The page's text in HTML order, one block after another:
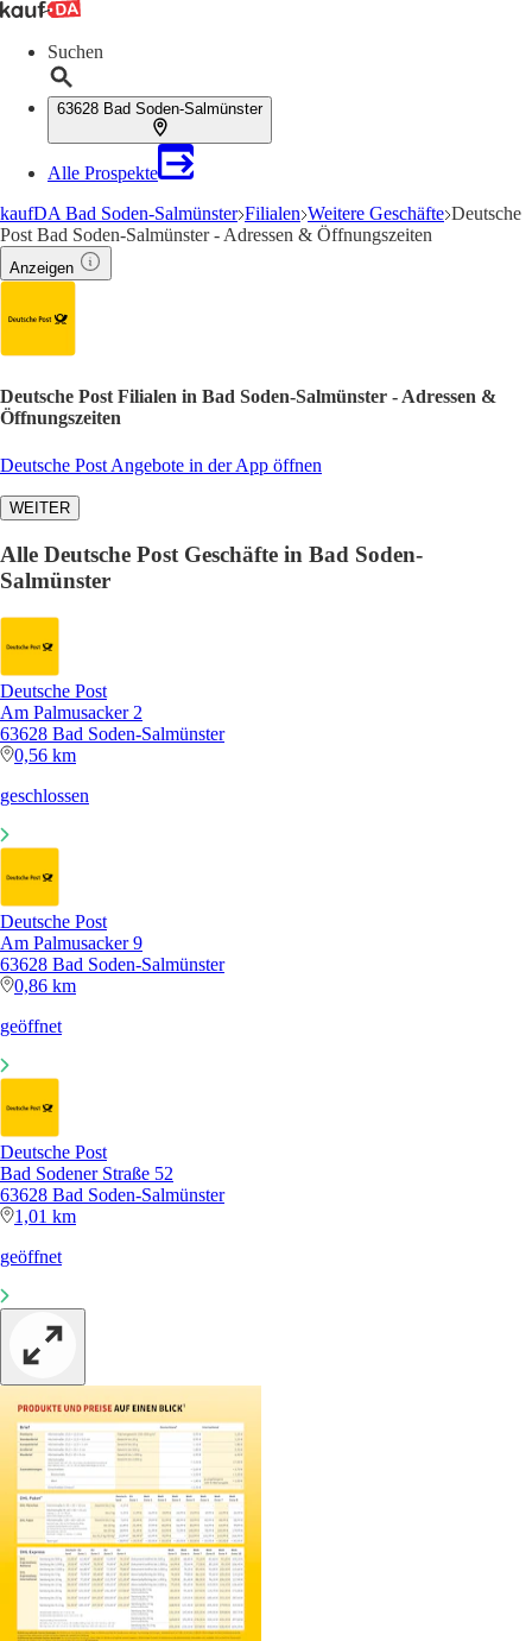
Suchen
63628 Bad Soden-Salmünster
Alle Prospekte
kaufDA Bad Soden-Salmünster Filialen Weitere Geschäfte Deutsche
Post Bad Soden-Salmünster - Adressen & Öffnungszeiten
Anzeigen
Deutsche Post Filialen in Bad Soden-Salmünster - Adressen &
Öffnungszeiten
Deutsche Post Angebote in der App öffnen
WEITER
Alle Deutsche Post Geschäfte in Bad Soden-
Salmünster
Deutsche Post
Am Palmusacker 2
63628 Bad Soden-Salmünster
0,56 km
geschlossen
Deutsche Post
Am Palmusacker 9
63628 Bad Soden-Salmünster
0,86 km
geöffnet
Deutsche Post
Bad Sodener Straße 52
63628 Bad Soden-Salmünster
1,01 km
geöffnet